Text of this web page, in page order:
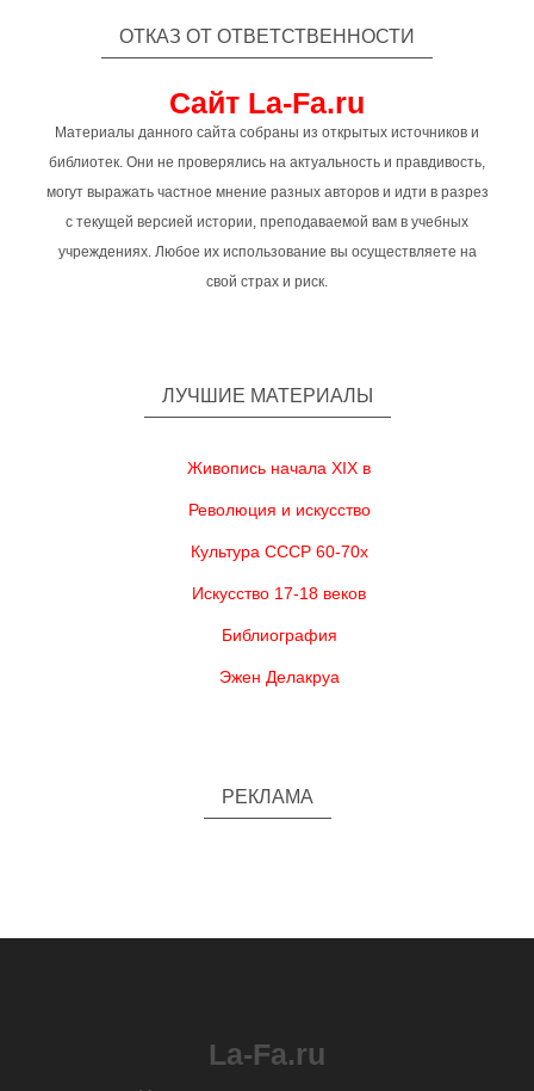
ОТКАЗ ОТ ОТВЕТСТВЕННОСТИ
Сайт La-Fa.ru
Материалы данного сайта собраны из открытых источников и
библиотек. Они не проверялись на актуальность и правдивость,
могут выражать частное мнение разных авторов и идти в разрез
с текущей версией истории, преподаваемой вам в учебных
учреждениях. Любое их использование вы осуществляете на
свой страх и риск.
ЛУЧШИЕ МАТЕРИАЛЫ
Живопись начала XIX в
Революция и искусство
Культура СССР 60-70х
Искусство 17-18 веков
Библиография
Эжен Делакруа
РЕКЛАМА
La-Fa.ru